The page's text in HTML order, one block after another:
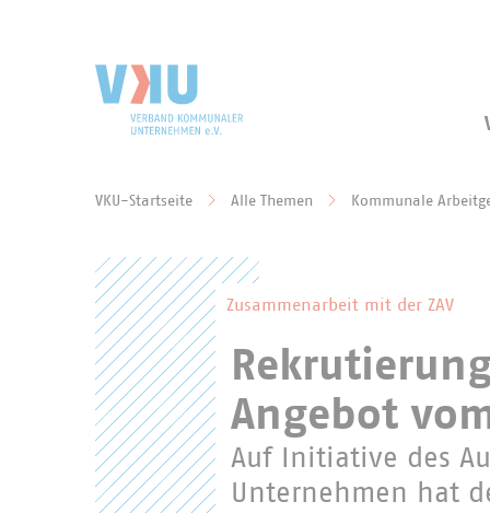
VKU-Startseite Alle Themen Kommunale
Zusammenarbeit mit der ZAV
Angebot
Auf Initiative des
Unternehmen hat